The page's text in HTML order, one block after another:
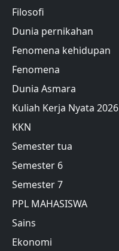
Filosofi
Dunia pernikahan
Fenomena kehidupan
Fenomena
Dunia Asmara
Kuliah Kerja Nyata 2026
KKN
Semester tua
Semester 6
Semester 7
PPL MAHASISWA
Sains
Ekonomi